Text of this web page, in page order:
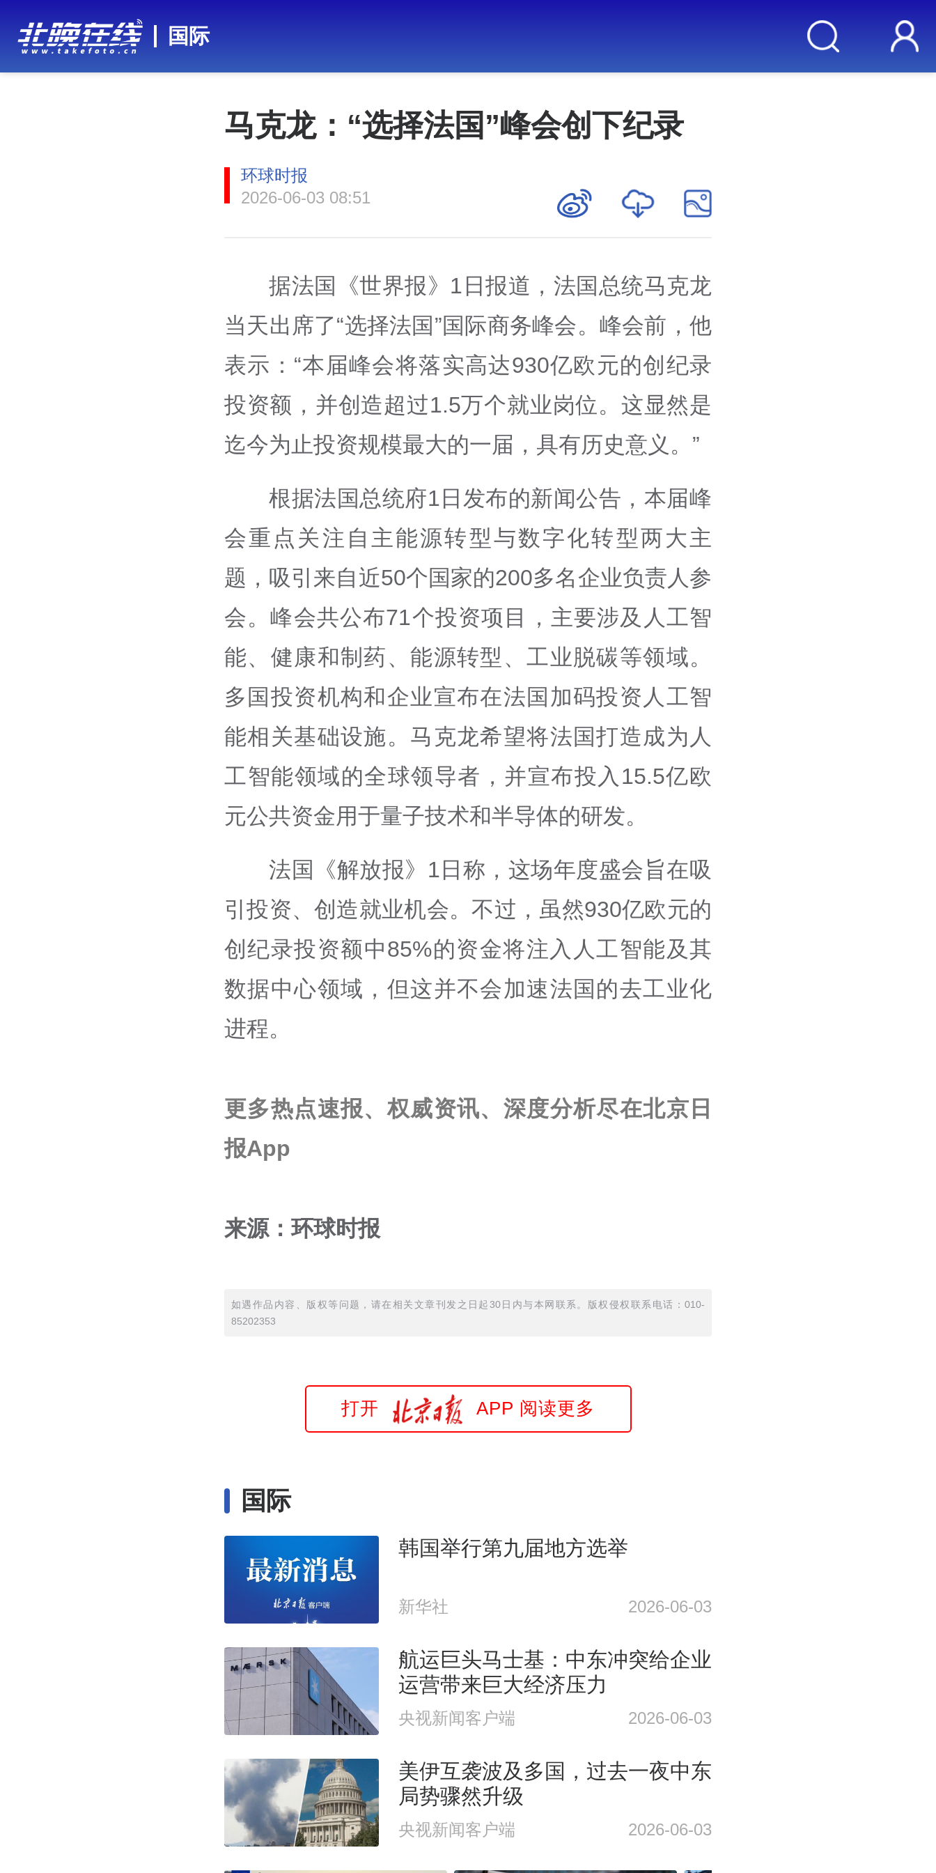
国际
马克龙：“选择法国”峰会创下纪录
环球时报
2026-06-03 08:51
据法国《世界报》1日报道，法国总统马克龙
当天出席了“选择法国”国际商务峰会。峰会前，他
表示：“本届峰会将落实高达930亿欧元的创纪录
投资额，并创造超过1.5万个就业岗位。这显然是
迄今为止投资规模最大的一届，具有历史意义。”
根据法国总统府1日发布的新闻公告，本届峰
会重点关注自主能源转型与数字化转型两大主
题，吸引来自近50个国家的200多名企业负责人参
会。峰会共公布71个投资项目，主要涉及人工智
能、健康和制药、能源转型、工业脱碳等领域。
多国投资机构和企业宣布在法国加码投资人工智
能相关基础设施。马克龙希望将法国打造成为人
工智能领域的全球领导者，并宣布投入15.5亿欧
元公共资金用于量子技术和半导体的研发。
法国《解放报》1日称，这场年度盛会旨在吸
引投资、创造就业机会。不过，虽然930亿欧元的
创纪录投资额中85%的资金将注入人工智能及其
数据中心领域，但这并不会加速法国的去工业化
进程。
更多热点速报、权威资讯、深度分析尽在北京日
报App
来源：环球时报
如遇作品内容、版权等问题，请在相关文章刊发之日起30日内与本网联系。版权侵权联系电话：010-
85202353
打开 APP 阅读更多
国际
韩国举行第九届地方选举
新华社 2026-06-03
航运巨头马士基：中东冲突给企业
运营带来巨大经济压力
央视新闻客户端 2026-06-03
美伊互袭波及多国，过去一夜中东
局势骤然升级
央视新闻客户端 2026-06-03